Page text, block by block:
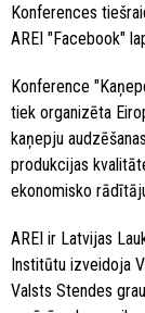
Konferences
AREI "Facebook"
Konference
tiek organizēta
kaņepju
produkcijas
ekonomisko
AREI ir Latvijas
Institūtu izveidoja
Valsts Stendes